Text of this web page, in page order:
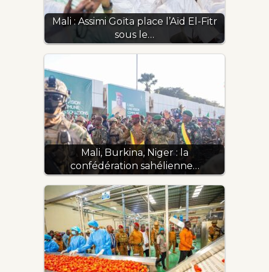
Mali : Assimi Goïta place l’Aïd El-Fitr
sous le…
Mali, Burkina, Niger : la
confédération sahélienne…